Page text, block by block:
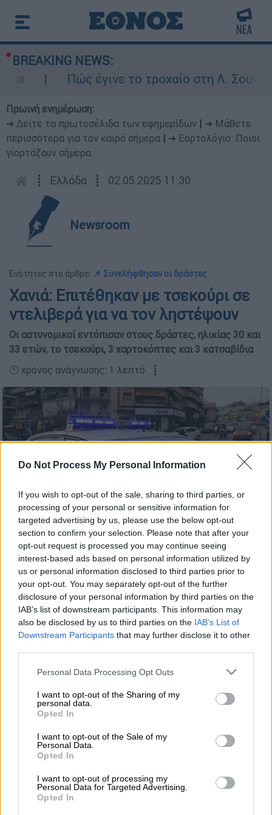
Do Not Process My Personal Information
If you wish to opt-out of the sale, sharing to third parties, or
processing of your personal or sensitive information for
targeted advertising by us, please use the below opt-out
section to confirm your selection. Please note that after your
opt-out request is processed you may continue seeing
interest-based ads based on personal information utilized by
us or personal information disclosed to third parties prior to
your opt-out. You may separately opt-out of the further
disclosure of your personal information by third parties on the
IAB’s list of downstream participants. This information may
also be disclosed by us to third parties on the IAB’s List of
Downstream Participants that may further disclose it to other
Please note that this website/app uses one or more Google
not limited to your visit or usage behaviour. You may click to
grant or deny consent to Google and its third-party tags to
use your data for below specified purposes in below Google
consent section.
Personal Data Processing Opt Outs
I want to opt-out of the Sharing of my
personal data.
Opted In
I want to opt-out of the Sale of my
Personal Data.
Opted In
I want to opt-out of processing my
Personal Data for Targeted Advertising.
Opted In
BREAKING NEWS:
Πώς έγινε το τροχαίο στη Λ.
Πρωινή ενημέρωση:
➔ Δείτε τα πρωτοσέλιδα των εφημερίδων
➔ Μάθετε
περισσότερα για τον καιρό σήμερα
➔ Εορτολόγιο: Ποιοι
γιορτάζουν σήμερα
┋ Ελλάδα ┋ 02.05.2025 11:30
Newsroom
Ενότητες στο άρθρο: 📌 Συνελήφθησαν οι δράστες
Χανιά: Επιτέθηκαν με τσεκούρι σε
ντελιβερά για να τον ληστέψουν
Οι αστυνομικοί εντόπισαν στους δράστες, ηλικίας 30 και
33 ετών, το τσεκούρι, 3 χαρτοκόπτες και 3 κατσαβίδια
🕛 χρόνος ανάγνωσης: 1 λεπτό ┋
Προσθέστε το ΕΘΝΟΣ στη Google
Επίθεση από δύο δράστες δέχτηκε
υπάλληλος διανομέας εστίασης χθες το
βράδυ στις 12.00 στην περιοχή της πλατείας
Δικαστηρίων σταΧανιάκαι συγκεκριμένα επί
της οδού 8ης Δεκεμβρίου.
Ελλάδα|02.05.2025 10:56
οδήγηση υπό μέθη και χωρίς άδεια